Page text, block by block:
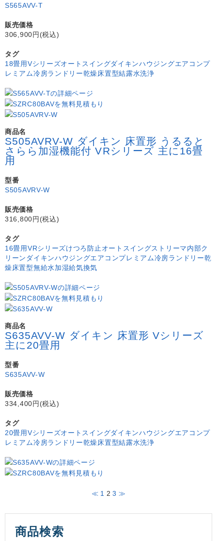
S565AVV-T
販売価格
306,900円(税込)
タグ
18畳用Vシリーズオートスイングダイキンハウジングエアコンプ
レミアム冷房ランドリー乾燥 床置型結露水洗浄
商品名
S505AVRV-W ダイキン 床置形 うるると
さらら加湿機能付 VRシリーズ 主に16畳
用
型番
S505AVRV-W
販売価格
316,800円(税込)
タグ
16畳用VRシリーズけつろ防止 オートスイングストリーマ内部ク
リーン ダイキンハウジングエアコンプレミアム冷房ランドリー乾
燥 床置型無給水加湿給気換気
商品名
S635AVV-W ダイキン 床置形 Vシリーズ
主に20畳用
型番
S635AVV-W
販売価格
334,400円(税込)
タグ
20畳用Vシリーズオートスイングダイキンハウジングエアコンプ
レミアム冷房ランドリー乾燥 床置型結露水洗浄
≪ 1 2 3 ≫
商品検索